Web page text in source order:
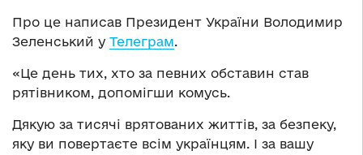
Про це написав Президент України Володимир
Зеленський у Телеграм.
«Це день тих, хто за певних обставин став
рятівником, допомігши комусь.
Дякую за тисячі врятованих життів, за безпеку,
яку ви повертаєте всім українцям. І за вашу